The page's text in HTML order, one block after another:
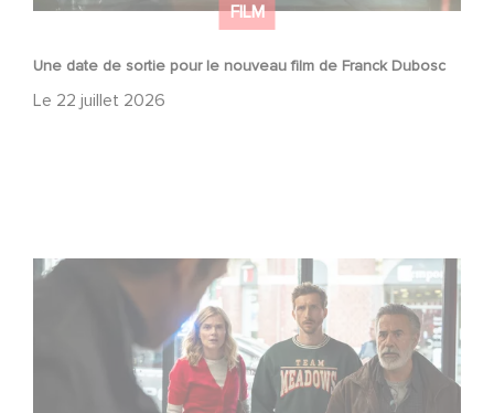
FILM
Une date de sortie pour le nouveau film de Franck Dubosc
Le 22 juillet 2026
Une nouvelle comédie avec Baptiste Lecaplain et José
Garcia en 2027 !